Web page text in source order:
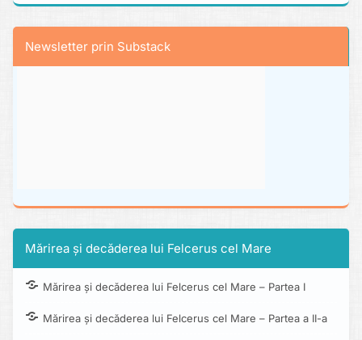
Newsletter prin Substack
Mărirea și decăderea lui Felcerus cel Mare
Mărirea și decăderea lui Felcerus cel Mare – Partea I
Mărirea și decăderea lui Felcerus cel Mare – Partea a II-a